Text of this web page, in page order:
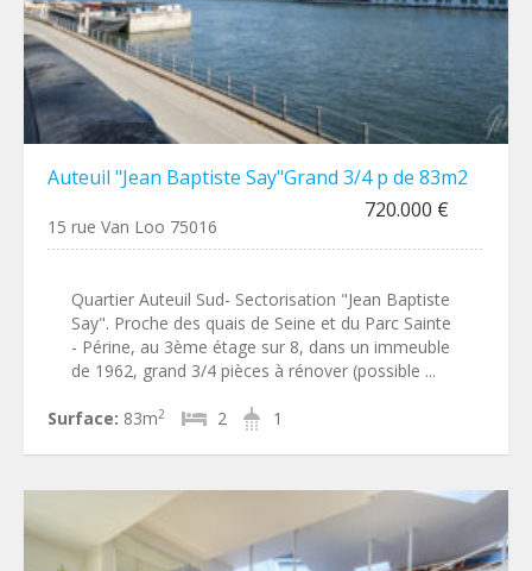
Auteuil "Jean Baptiste Say"Grand 3/4 p de 83m2
720.000 €
15 rue Van Loo 75016
Quartier Auteuil Sud- Sectorisation "Jean Baptiste
Say". Proche des quais de Seine et du Parc Sainte
- Périne, au 3ème étage sur 8, dans un immeuble
de 1962, grand 3/4 pièces à rénover (possible ...
Surface: 83m2 2 1